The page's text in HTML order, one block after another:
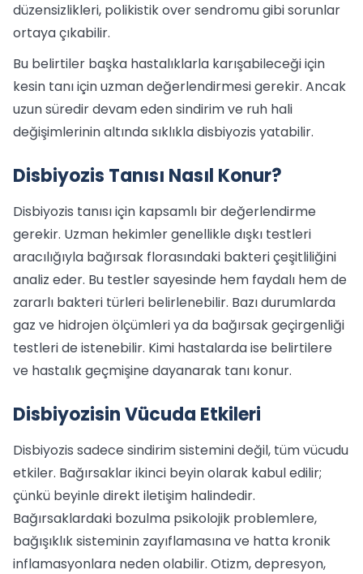
düzensizlikleri, polikistik over sendromu gibi sorunlar
ortaya çıkabilir.
Bu belirtiler başka hastalıklarla karışabileceği için
kesin tanı için uzman değerlendirmesi gerekir. Ancak
uzun süredir devam eden sindirim ve ruh hali
değişimlerinin altında sıklıkla disbiyozis yatabilir.
Disbiyozis Tanısı Nasıl Konur?
Disbiyozis tanısı için kapsamlı bir değerlendirme
gerekir. Uzman hekimler genellikle dışkı testleri
aracılığıyla bağırsak florasındaki bakteri çeşitliliğini
analiz eder. Bu testler sayesinde hem faydalı hem de
zararlı bakteri türleri belirlenebilir. Bazı durumlarda
gaz ve hidrojen ölçümleri ya da bağırsak geçirgenliği
testleri de istenebilir. Kimi hastalarda ise belirtilere
ve hastalık geçmişine dayanarak tanı konur.
Disbiyozisin Vücuda Etkileri
Disbiyozis sadece sindirim sistemini değil, tüm vücudu
etkiler. Bağırsaklar ikinci beyin olarak kabul edilir;
çünkü beyinle direkt iletişim halindedir.
Bağırsaklardaki bozulma psikolojik problemlere,
bağışıklık sisteminin zayıflamasına ve hatta kronik
inflamasyonlara neden olabilir. Otizm, depresyon,